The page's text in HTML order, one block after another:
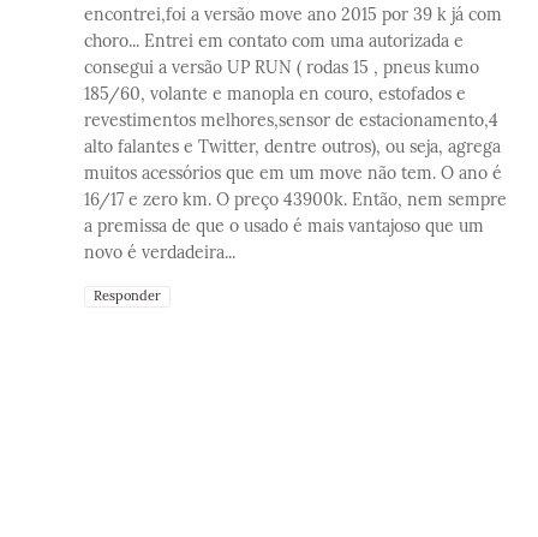
encontrei,foi a versão move ano 2015 por 39 k já com
choro... Entrei em contato com uma autorizada e
consegui a versão UP RUN ( rodas 15 , pneus kumo
185/60, volante e manopla en couro, estofados e
revestimentos melhores,sensor de estacionamento,4
alto falantes e Twitter, dentre outros), ou seja, agrega
muitos acessórios que em um move não tem. O ano é
16/17 e zero km. O preço 43900k. Então, nem sempre
a premissa de que o usado é mais vantajoso que um
novo é verdadeira...
Responder